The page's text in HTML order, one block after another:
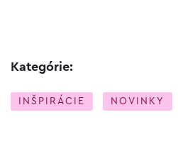
Kategórie:
INŠPIRÁCIE NOVINKY